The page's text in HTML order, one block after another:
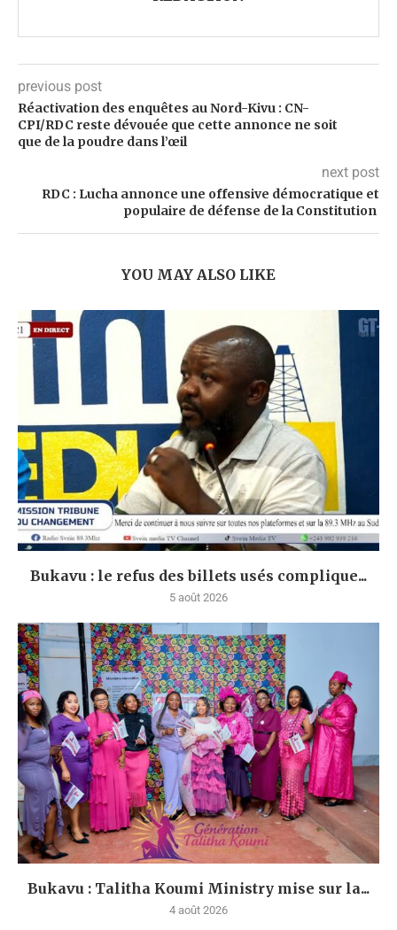
previous post
Réactivation des enquêtes au Nord-Kivu : CN-
CPI/RDC reste dévouée que cette annonce ne soit
que de la poudre dans l’œil
next post
RDC : Lucha annonce une offensive démocratique et
populaire de défense de la Constitution
YOU MAY ALSO LIKE
Bukavu : le refus des billets usés complique...
5 août 2026
Bukavu : Talitha Koumi Ministry mise sur la...
4 août 2026